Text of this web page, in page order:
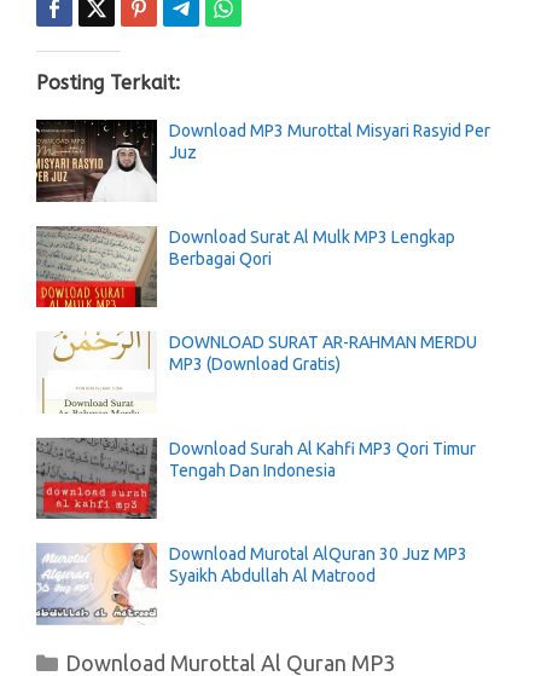
Posting Terkait:
Download MP3 Murottal Misyari Rasyid Per
Juz
Download Surat Al Mulk MP3 Lengkap
Berbagai Qori
DOWNLOAD SURAT AR-RAHMAN MERDU
MP3 (Download Gratis)
Download Surah Al Kahfi MP3 Qori Timur
Tengah Dan Indonesia
Download Murotal AlQuran 30 Juz MP3
Syaikh Abdullah Al Matrood
Kategori
Download Murottal Al Quran MP3